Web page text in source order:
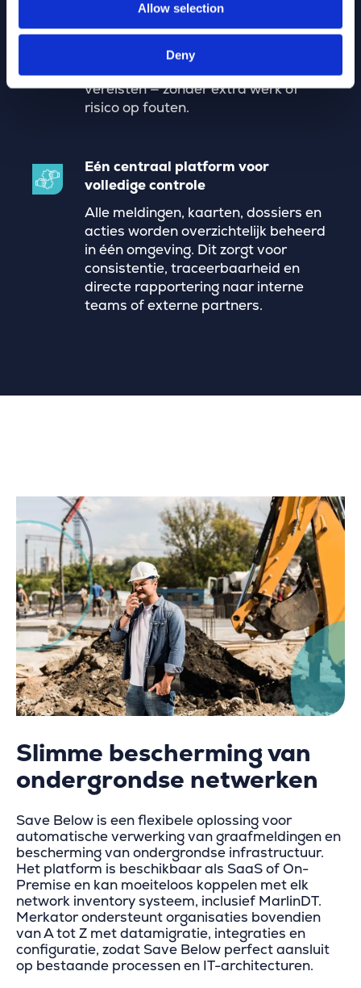
Allow selection
Deny
Deadlines, procedures en
responstermijnen worden
automatisch opgevolgd. Je blijft
continu in lijn met wettelijke
vereisten — zonder extra werk of
risico op fouten.
Eén centraal platform voor
volledige controle
Alle meldingen, kaarten, dossiers en
acties worden overzichtelijk beheerd
in één omgeving. Dit zorgt voor
consistentie, traceerbaarheid en
directe rapportering naar interne
teams of externe partners.
Slimme bescherming van
ondergrondse netwerken
Save Below is een flexibele oplossing voor
automatische verwerking van graafmeldingen en
bescherming van ondergrondse infrastructuur.
Het platform is beschikbaar als SaaS of On-
Premise en kan moeiteloos koppelen met elk
network inventory systeem, inclusief MarlinDT.
Merkator ondersteunt organisaties bovendien
van A tot Z met datamigratie, integraties en
configuratie, zodat Save Below perfect aansluit
op bestaande processen en IT-architecturen.